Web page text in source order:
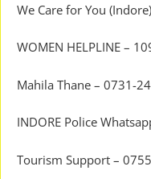
We Care for You
WOMEN HELPLINE –
Mahila Thane – 0731-
INDORE Police
Tourism Support –